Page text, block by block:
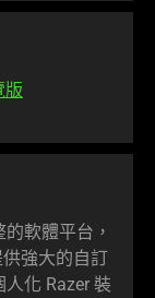
版
軟體平台，
強大的自訂
化 Razer 裝